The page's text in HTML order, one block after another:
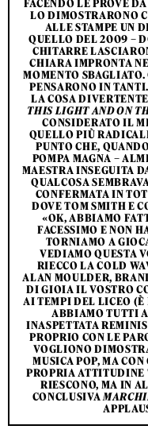
FACENDO LE PROVE
LO DIMOSTRARONO
ALLE STAMPE UN
QUELLO DEL 2009 –
CHITARRE
CHIARA IMPRONTA
MOMENTO
PENSARONO IN
LA COSA
THIS LIGHT AND ON
CONSIDERATO IL
QUELLO PIÙ
PUNTO CHE,
POMPA MAGNA –
MAESTRA INSEGUITA
QUALCOSA
CONFERMATA IN
DOVE TOM SMITH E
«OK, ABBIAMO
FACESSIMO E NON
TORNIAMO A
VEDIAMO QUESTA
RIECCO LA COLD
ALAN MOULDER,
DI GIOIA IL VOSTRO
AI TEMPI DEL LICEO (È
ABBIAMO TUTTI
INASPETTATA
PROPRIO CON LE
VOGLIONO
MUSICA POP, MA
PROPRIA ATTITUDINE
RIESCONO, MA IN
CONCLUSIVA